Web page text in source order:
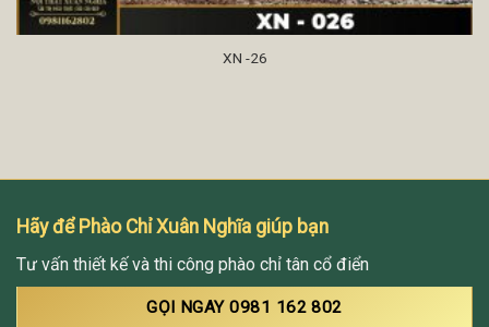
XN -26
Hãy để Phào Chỉ Xuân Nghĩa giúp bạn
Tư vấn thiết kế và thi công phào chỉ tân cổ điển
GỌI NGAY 0981 162 802